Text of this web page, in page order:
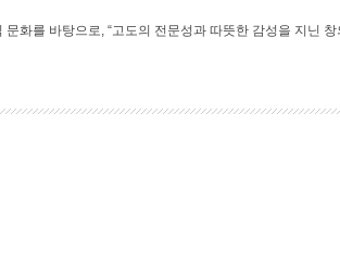
화를 바탕으로, “고도의 전문성과 따뜻한 감성을 지닌 창